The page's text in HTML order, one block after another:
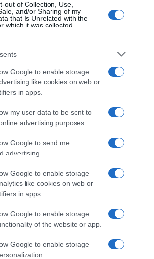
out of Collection, Use,
and/or Sharing of my
that Is Unrelated with the
which it was collected.
Google to enable storage
like cookies on web or
in apps.
my user data to be sent to
advertising purposes.
Google to send me
advertising.
Google to enable storage
like cookies on web or
in apps.
Google to enable storage
of the website or app.
Google to enable storage
Stampa
di Gallura Oggi e ricevi le nostre
contenenti le ultime notizie pubblicate
campo obbligatorio
*
alla newsletter accetti che le
siano trasferite a Mailchimp per
Leggi qui l'informativa sulla privacy
l'iscrizione in qualsiasi momento
collegamento nel piè di pagina delle